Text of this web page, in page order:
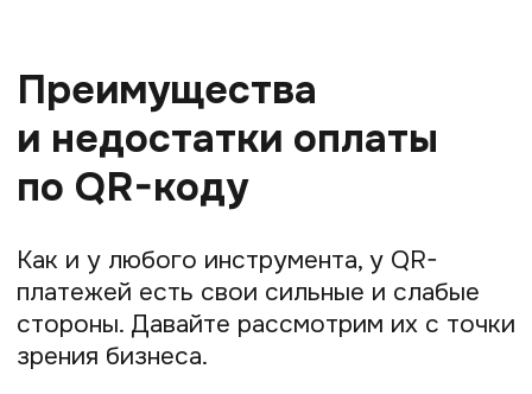
код, а внутри ему доступны 12 способов
оплаты: от СБП и карт до рассрочек
и зарубежных карт. Это не просто
удобство, это прямое увеличение
конверсии в оплату. Вы даёте клиенту
выбор, и он с большей вероятностью
завершает покупку.»
Какому бизнесу
подойдёт эквайринг
по QR-коду